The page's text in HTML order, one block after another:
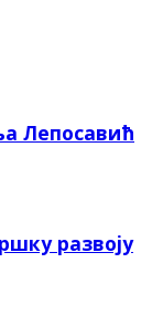
Лепосавић
развоју